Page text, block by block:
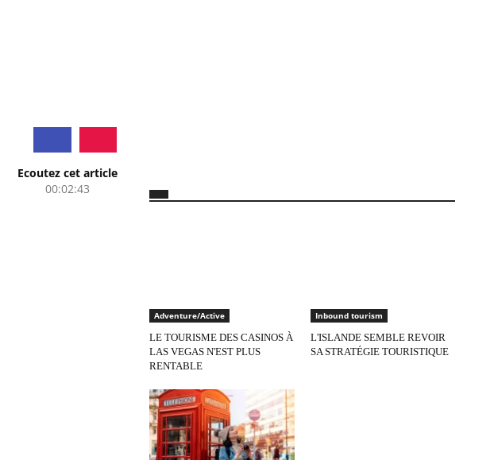
Ecoutez cet article
00:02:43
Adventure/Active
LE TOURISME DES CASINOS À
LAS VEGAS N'EST PLUS
RENTABLE
Inbound tourism
L'ISLANDE SEMBLE REVOIR
SA STRATÉGIE TOURISTIQUE